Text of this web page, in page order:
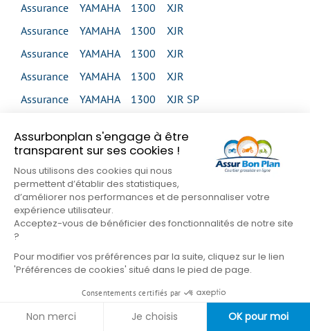
Assurbonplan s'engage à être
transparent sur ses cookies !
Nous utilisons des cookies qui nous
permettent d’établir des statistiques,
d’améliorer nos performances et de personnaliser votre
expérience utilisateur.
Acceptez-vous de bénéficier des fonctionnalités de notre site
?
Pour modifier vos préférences par la suite, cliquez sur le lien
'Préférences de cookies' situé dans le pied de page.
Consentements certifiés par
Non merci Je choisis OK pour moi
Assurance YAMAHA 1300 XJR
Assurance YAMAHA 1300 XJR
Assurance YAMAHA 1300 XJR
Assurance YAMAHA 1300 XJR
Assurance YAMAHA 1300 XJR SP
Assurance YAMAHA 1300 XVS MIDNIGHT STAR
Assurance YAMAHA 1300 XVS TOUR CLASSIC
Assurance YAMAHA 1300 XVZ VENTURE
Assurance YAMAHA 1300 XVZ ROYAL STAR
Assurance YAMAHA 1600 XV WILD STAR